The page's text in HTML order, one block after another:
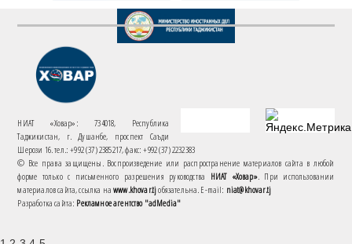
НИАТ «Ховар»: 734018, Республика
Таджикистан, г. Душанбе, проспект Саъди
Шерози 16. тел.: +992 (37) 2385217, факс: +992 (37) 2232383
© Все права защищены. Воспроизведение или распространение материалов сайта в любой
форме только с письменного разрешения руководства НИАТ «Ховар». При использовании
материалов сайта, ссылка наwww.khovar.tjобязательна. E-mail: niat@khovar.tj
Разработка сайта: Рекламное агентство "adMedia"